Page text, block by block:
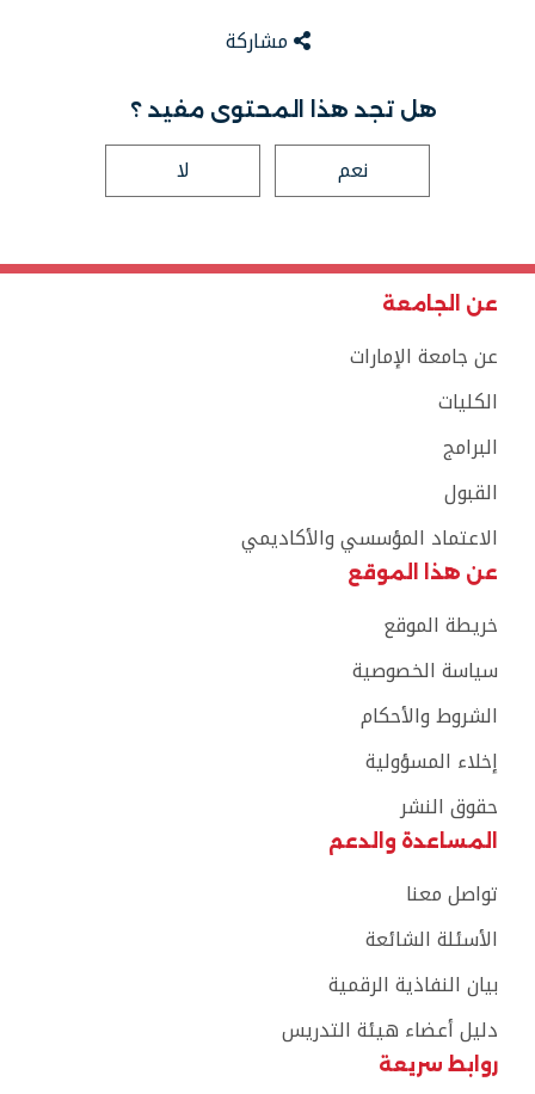
مشاركة
هل تجد هذا المحتوى مفيد ؟
نعم لا
عن الجامعة
عن جامعة الإمارات
الكليات
البرامج
القبول
الاعتماد المؤسسي والأكاديمي
عن هذا الموقع
خريطة الموقع
سياسة الخصوصية
الشروط والأحكام
إخلاء المسؤولية
حقوق النشر
المساعدة والدعم
تواصل معنا
الأسئلة الشائعة
بيان النفاذية الرقمية
دليل أعضاء هيئة التدريس
روابط سريعة